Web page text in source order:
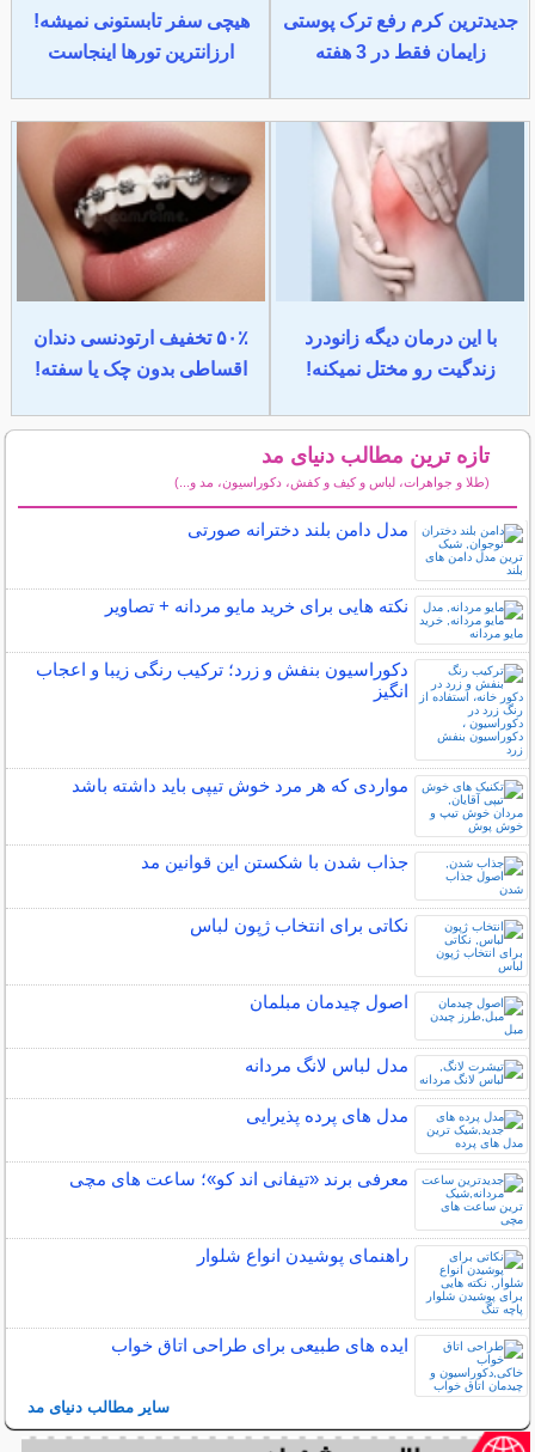
جدیدترین کرم رفع ترک پوستی
زایمان فقط در 3 هفته
هیچی سفر تابستونی نمیشه!
ارزانترین تورها اینجاست
با این درمان دیگه زانودرد
زندگیت رو مختل نمیکنه!
۵۰٪ تخفیف ارتودنسی دندان
اقساطی بدون چک یا سفته!
تازه ترین مطالب دنیای مد
(طلا و جواهرات، لباس و کیف و کفش، دکوراسیون، مد و...)
مدل دامن بلند دخترانه صورتی
نکته هایی برای خرید مایو مردانه + تصاویر
دکوراسیون بنفش و زرد؛ ترکیب رنگی زیبا و اعجاب
انگیز
مواردی که هر مرد خوش تیپی باید داشته باشد
جذاب شدن با شکستن این قوانین مد
نکاتی برای انتخاب ژپون لباس
اصول چیدمان مبلمان
مدل لباس لانگ مردانه
مدل های پرده پذیرایی
معرفی برند «تیفانی اند کو»؛ ساعت های مچی
راهنمای پوشیدن انواع شلوار
ایده های طبیعی برای طراحی اتاق خواب
سایر مطالب دنیای مد